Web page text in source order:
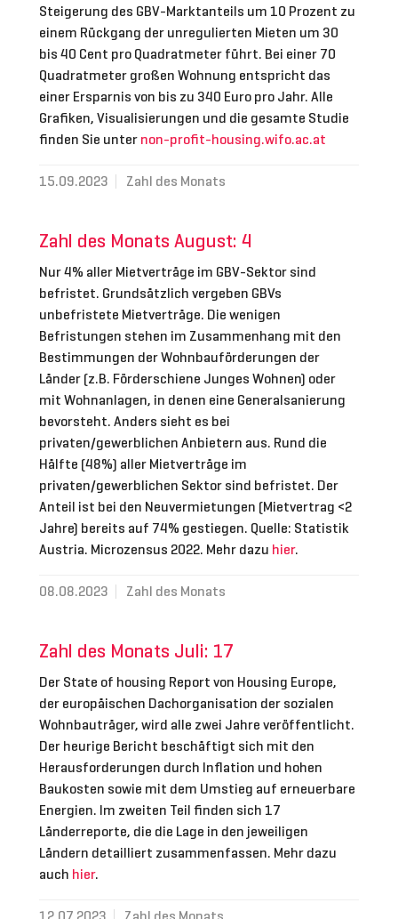
Steigerung des GBV-Marktanteils um 10 Prozent zu
einem Rückgang der unregulierten Mieten um 30
bis 40 Cent pro Quadratmeter führt. Bei einer 70
Quadratmeter großen Wohnung entspricht das
einer Ersparnis von bis zu 340 Euro pro Jahr. Alle
Grafiken, Visualisierungen und die gesamte Studie
finden Sie unternon-profit-housing.wifo.ac.at
15.09.2023 Zahl des Monats
Zahl des Monats August: 4
Nur 4% aller Mietverträge im GBV-Sektor sind
befristet. Grundsätzlich vergeben GBVs
unbefristete Mietverträge. Die wenigen
Befristungen stehen im Zusammenhang mit den
Bestimmungen der Wohnbauförderungen der
Länder (z.B. Förderschiene Junges Wohnen) oder
mit Wohnanlagen, in denen eine Generalsanierung
bevorsteht. Anders sieht es bei
privaten/gewerblichen Anbietern aus. Rund die
Hälfte (48%) aller Mietverträge im
privaten/gewerblichen Sektor sind befristet. Der
Anteil ist bei den Neuvermietungen (Mietvertrag <2
Jahre) bereits auf 74% gestiegen. Quelle: Statistik
Austria. Microzensus 2022. Mehr dazu hier.
08.08.2023 Zahl des Monats
Zahl des Monats Juli: 17
Der State of housing Report von Housing Europe,
der europäischen Dachorganisation der sozialen
Wohnbauträger, wird alle zwei Jahre veröffentlicht.
Der heurige Bericht beschäftigt sich mit den
Herausforderungen durch Inflation und hohen
Baukosten sowie mit dem Umstieg auf erneuerbare
Energien. Im zweiten Teil finden sich 17
Länderreporte, die die Lage in den jeweiligen
Ländern detailliert zusammenfassen. Mehr dazu
auch hier.